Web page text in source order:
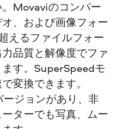
Movaviのコンバー
、および画像フォー
えるファイルフォー
品質と解像度でファ
す。SuperSpeedモ
変換できます。
ジョンがあり、非
ターでも写真、ムー